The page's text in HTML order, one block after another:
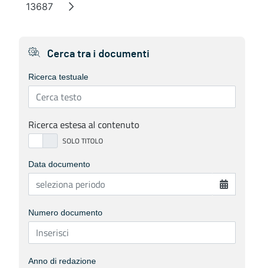
Page
13687
Cerca tra i documenti
Ricerca testuale
Ricerca estesa al contenuto
Data documento
Numero documento
Anno di redazione